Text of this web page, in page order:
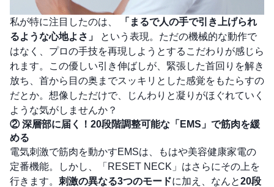
私が特に注目したのは、
「まるで人の手で引き上げられ
るような心地よさ」
という表現。ただの機械的な動作で
はなく、プロの手技を再現しようとするこだわりが感じら
れます。この優しい引き伸ばしが、緊張した首回りを解き
放ち、首から目の奥までスッキリとした感覚をもたらすの
だとか。想像しただけで、じんわりと凝りがほぐれていく
ような気がしませんか？
② 深層部に届く！20段階調整可能な「EMS」で筋肉を緩
める
電気刺激で筋肉を動かすEMSは、もはや美容健康家電の
定番機能。しかし、「RESET NECK」はさらにその上を
行きます。 刺激の異なる3つのモードに加え、なんと20段